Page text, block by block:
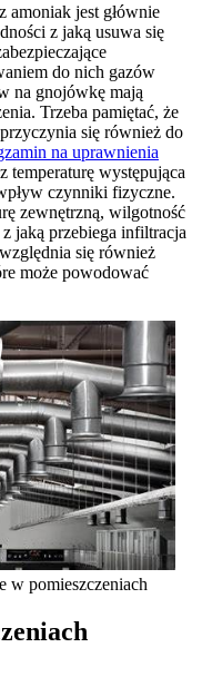
amoniak jest głównie
z jaką usuwa się
do nich gazów
na gnojówkę mają
Trzeba pamiętać, że
się również do
na uprawnienia
temperaturę występująca
czynniki fizyczne.
zewnętrzną, wilgotność
jaką przebiega infiltracja
się również
może powodować
w pomieszczeniach